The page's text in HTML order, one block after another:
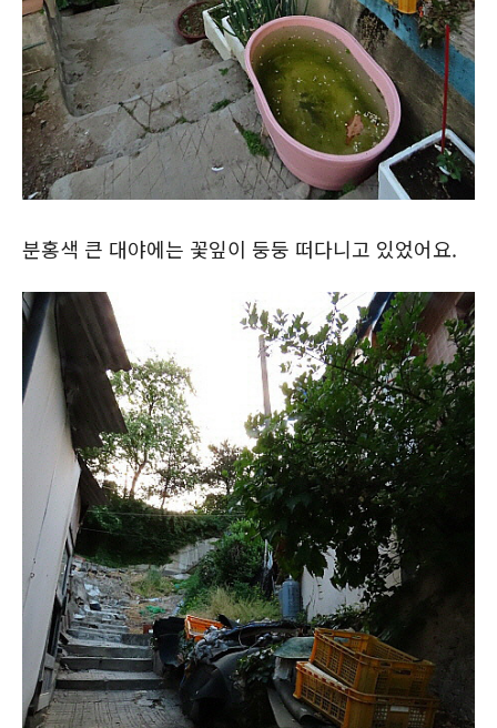
분홍색 큰 대야에는 꽃잎이 둥둥 떠다니고 있었어요.